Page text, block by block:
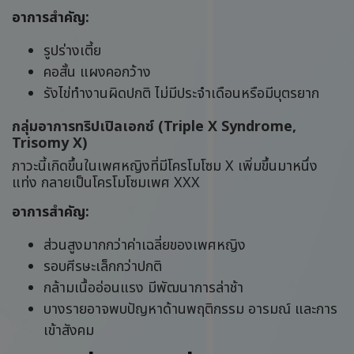
อาการสำคัญ:
รูปร่างเตี้ย
คอสั้น แผงคอกว้าง
รังไข่ทำงานผิดปกติ ไม่มีประจำเดือนหรือมีบุตรยาก
กลุ่มอาการทริปเปิลเอกซ์ (Triple X Syndrome,
Trisomy X)
ภาวะนี้เกิดขึ้นในเพศหญิงที่มีโครโมโซม X เพิ่มขึ้นมาหนึ่ง
แท่ง กลายเป็นโครโมโซมเพศ XXX
อาการสำคัญ:
ส่วนสูงมากกว่าค่าเฉลี่ยของเพศหญิง
รอบศีรษะเล็กกว่าปกติ
กล้ามเนื้ออ่อนแรง มีพัฒนาการล่าช้า
บางรายอาจพบปัญหาด้านพฤติกรรม อารมณ์ และการ
เข้าสังคม